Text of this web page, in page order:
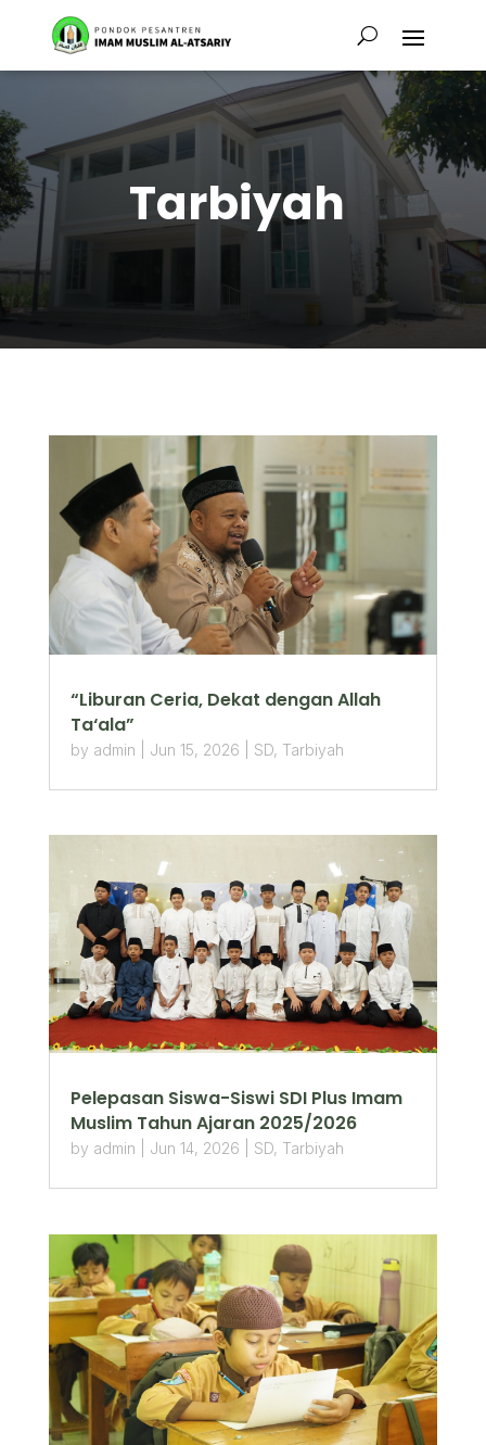
Tarbiyah
“Liburan Ceria, Dekat dengan Allah
Ta‘ala”
by admin Jun 15, 2026 SD, Tarbiyah
Pelepasan Siswa-Siswi SDI Plus Imam
Muslim Tahun Ajaran 2025/2026
by admin Jun 14, 2026 SD, Tarbiyah